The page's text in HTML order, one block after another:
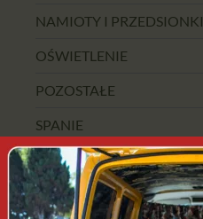
NAMIOTY I PRZEDSIONKI
OŚWIETLENIE
POZOSTAŁE
SPANIE
CAMPERINI
AKCESORIA